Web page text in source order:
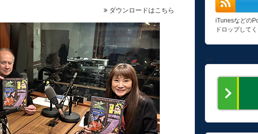
ダウンロードはこちら
iTunesなどの
ドロップしてく
-->